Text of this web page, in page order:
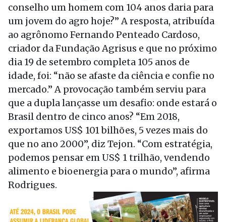
conselho um homem com 104 anos daria para
um jovem do agro hoje?” A resposta, atribuída
ao agrônomo Fernando Penteado Cardoso,
criador da Fundação Agrisus e que no próximo
dia 19 de setembro completa 105 anos de
idade, foi: “não se afaste da ciência e confie no
mercado.” A provocação também serviu para
que a dupla lançasse um desafio: onde estará o
Brasil dentro de cinco anos? “Em 2018,
exportamos US$ 101 bilhões, 5 vezes mais do
que no ano 2000”, diz Tejon. “Com estratégia,
podemos pensar em US$ 1 trilhão, vendendo
alimento e bioenergia para o mundo”, afirma
Rodrigues.